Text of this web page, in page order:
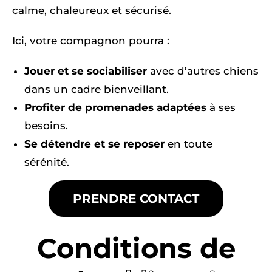
calme, chaleureux et sécurisé.
Ici, votre compagnon pourra :
Jouer et se sociabiliser avec d’autres chiens
dans un cadre bienveillant.
Profiter de promenades adaptées à ses
besoins.
Se détendre et se reposer en toute
sérénité.
PRENDRE CONTACT
Conditions de